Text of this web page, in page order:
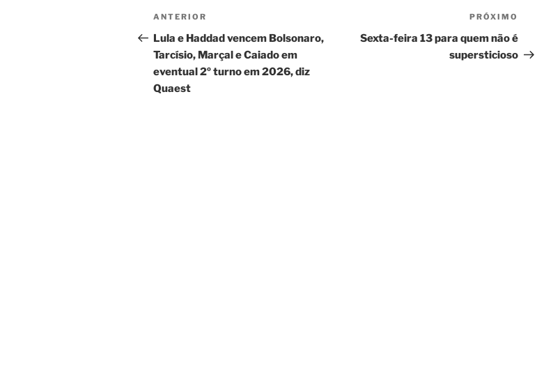
Navegação
de
Post
Post
anterior
ANTERIOR
Lula e Haddad vencem Bolsonaro,
Tarcísio, Marçal e Caiado em
eventual 2º turno em 2026, diz
Quaest
post
PRÓXIMO
Sexta-feira 13 para quem não é
supersticioso